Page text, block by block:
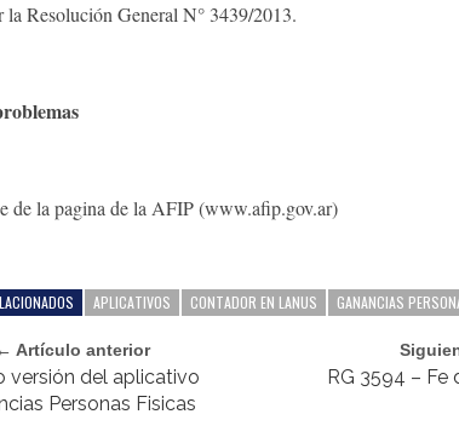
la Resolución General N° 3439/2013.
de la pagina de la AFIP (www.afip.gov.ar)
APLICATIVOS CONTADOR EN LANUS GANANCIAS
← Artículo anterior
versión del aplicativo
Personas Fisicas
RG 3594 – Fe